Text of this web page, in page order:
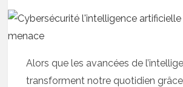
Alors que les avancées de
transforment notre quotidien